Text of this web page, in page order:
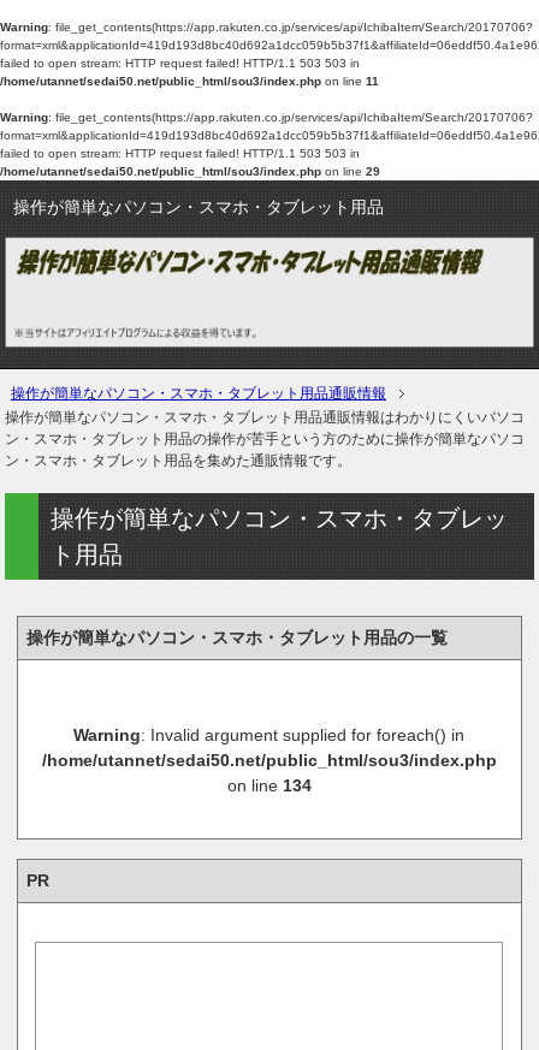
Warning: file_get_contents(https://app.rakuten.co.jp/services/api/IchibaItem/Search/20170706?
failed to open stream: HTTP request failed! HTTP/1.1 503 503 in
/home/utannet/sedai50.net/public_html/sou3/index.php on line 11
Warning: file_get_contents(https://app.rakuten.co.jp/services/api/IchibaItem/Search/20170706?
failed to open stream: HTTP request failed! HTTP/1.1 503 503 in
/home/utannet/sedai50.net/public_html/sou3/index.php on line 29
操作が簡単なパソコン・スマホ・タブレット用品
操作が簡単なパソコン・スマホ・タブレット用品通販情報
操作が簡単なパソコン・スマホ・タブレット用品通販情報はわかりにくいパソコ
ン・スマホ・タブレット用品の操作が苦手という方のために操作が簡単なパソコ
ン・スマホ・タブレット用品を集めた通販情報です。
操作が簡単なパソコン・スマホ・タブレッ
ト用品
操作が簡単なパソコン・スマホ・タブレット用品の一覧
Warning: Invalid argument supplied for foreach() in
/home/utannet/sedai50.net/public_html/sou3/index.php
on line 134
PR